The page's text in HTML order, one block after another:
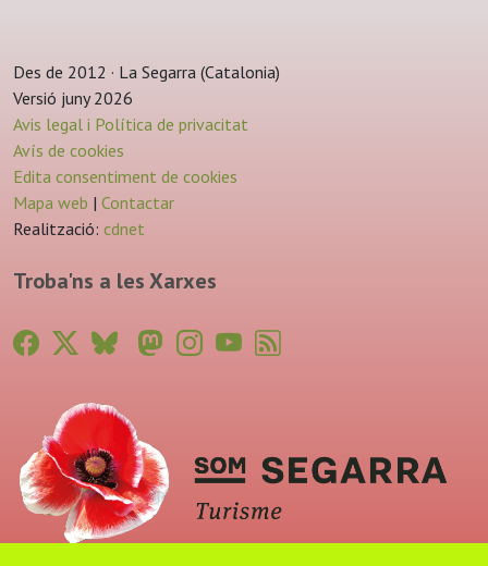
Des de 2012 · La Segarra (Catalonia)
Versió juny 2026
Avis legal i Política de privacitat
Avís de cookies
Edita consentiment de cookies
Mapa web | Contactar
Realització: cdnet
Troba'ns a les Xarxes